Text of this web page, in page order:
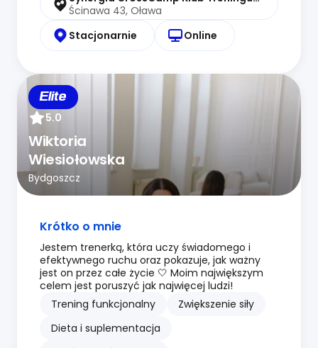
Ścinawa 43, Oława
Stacjonarnie
Online
Elite
5.0
Wiktoria
Wiesiołowska
Bydgoszcz
Krótko o mnie
Jestem trenerką, która uczy świadomego i
efektywnego ruchu oraz pokazuje, jak ważny
jest on przez całe życie 🤍 Moim największym
celem jest poruszyć jak najwięcej ludzi!
Trening funkcjonalny
Zwiększenie siły
Dieta i suplementacja